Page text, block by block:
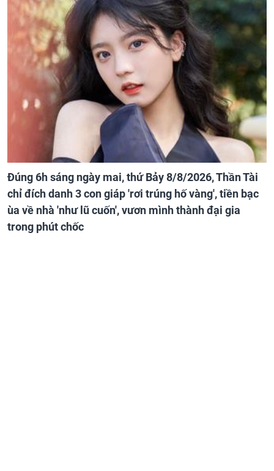
Đúng 6h sáng ngày mai, thứ Bảy 8/8/2026, Thần Tài
chỉ đích danh 3 con giáp 'rơi trúng hố vàng', tiền bạc
ùa về nhà 'như lũ cuốn', vươn mình thành đại gia
trong phút chốc